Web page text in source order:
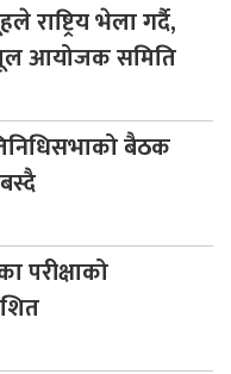
राष्ट्रिय भेला गर्दै,
आयोजक समिति
बैठक
परीक्षाको